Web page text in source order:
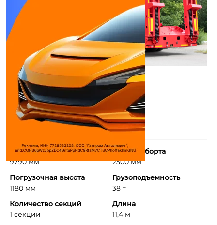
Длина борта
9790 мм
Ширина борта
2500 мм
Погрузочная высота
1180 мм
Грузоподъемность
38 т
Количество секций
1 секции
Длина
11,4 м